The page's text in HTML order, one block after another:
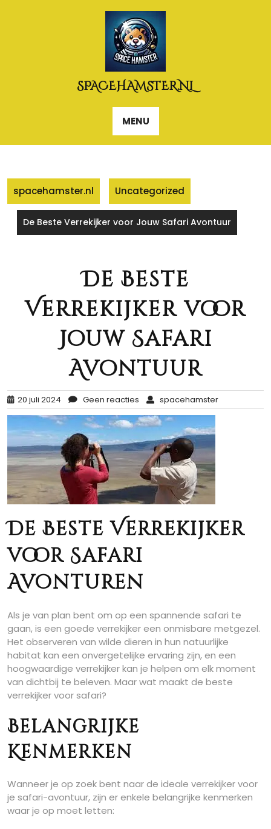
SPACEHAMSTER.NL
MENU
spacehamster.nl Uncategorized
De Beste Verrekijker voor Jouw Safari Avontuur
De Beste
Verrekijker voor
Jouw Safari
Avontuur
20 juli 2024 Geen reacties spacehamster
De Beste Verrekijker
voor Safari
Avonturen
Als je van plan bent om op een spannende safari te
gaan, is een goede verrekijker een onmisbare metgezel.
Het observeren van wilde dieren in hun natuurlijke
habitat kan een onvergetelijke ervaring zijn, en een
hoogwaardige verrekijker kan je helpen om elk moment
van dichtbij te beleven. Maar wat maakt de beste
verrekijker voor safari?
Belangrijke
Kenmerken
Wanneer je op zoek bent naar de ideale verrekijker voor
je safari-avontuur, zijn er enkele belangrijke kenmerken
waar je op moet letten: